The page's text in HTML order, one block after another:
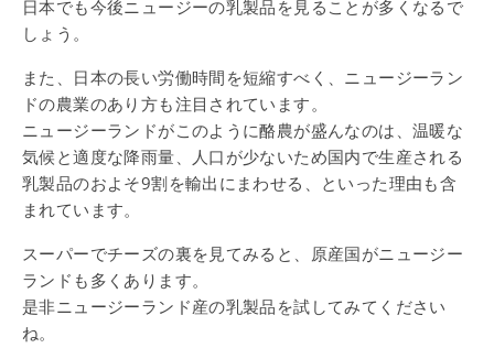
日本でも今後ニュージーの乳製品を見ることが多くなるで
しょう。
また、日本の長い労働時間を短縮すべく、ニュージーラン
ドの農業のあり方も注目されています。
ニュージーランドがこのように酪農が盛んなのは、温暖な
気候と適度な降雨量、人口が少ないため国内で生産される
乳製品のおよそ9割を輸出にまわせる、といった理由も含
まれています。
スーパーでチーズの裏を見てみると、原産国がニュージー
ランドも多くあります。
是非ニュージーランド産の乳製品を試してみてください
ね。